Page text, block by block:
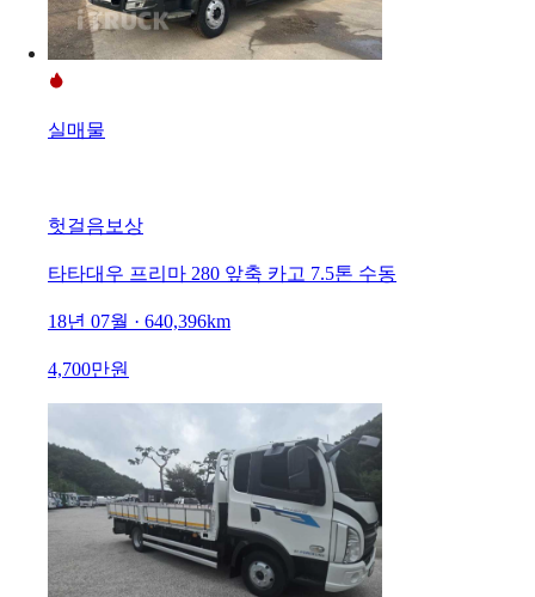
실매물
헛걸음보상
타타대우 프리마 280 앞축 카고 7.5톤 수동
18년 07월 · 640,396km
4,700만원